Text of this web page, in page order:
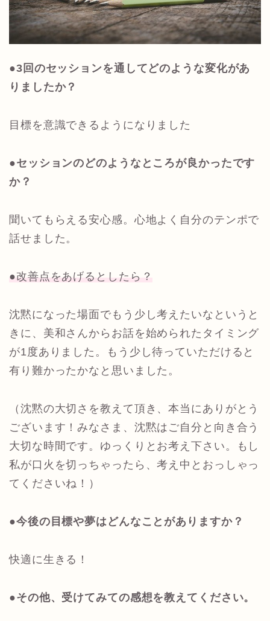
●3回のセッションを通してどのような変化があ
りましたか？
目標を意識できるようになりました
●セッションのどのようなところが良かったです
か？
聞いてもらえる安心感。心地よく自分のテンポで
話せました。
●改善点をあげるとしたら？
沈黙になった場面でもう少し考えたいなというと
きに、美和さんからお話を始められたタイミング
が1度ありました。もう少し待っていただけると
有り難かったかなと思いました。
（沈黙の大切さを教えて頂き、本当にありがとう
ございます！みなさま、沈黙はご自分と向き合う
大切な時間です。ゆっくりとお考え下さい。もし
私が口火を切っちゃったら、考え中とおっしゃっ
てくださいね！）
●今後の目標や夢はどんなことがありますか？
快適に生きる！
●その他、受けてみての感想を教えてください。